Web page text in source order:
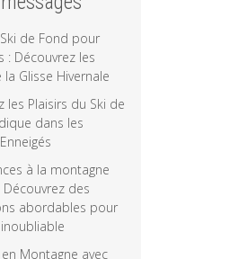
de Fond pour
: Découvrez les
la Glisse Hivernale
les Plaisirs du Ski de
dans les
à la montagne
des
abordables pour
Montagne avec